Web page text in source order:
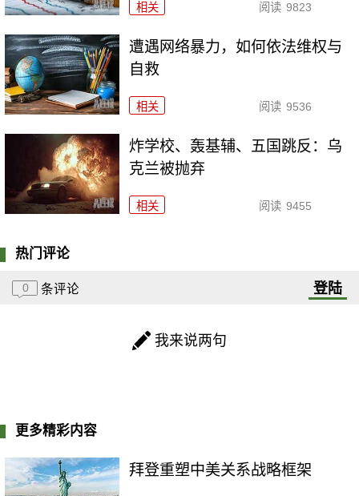
相关 阅读 9823
遭遇网络暴力，如何依法维权与
自救
相关 阅读 9536
炸学校、轰基辅、五国跳反：乌
克兰被抛弃
相关 阅读 9455
热门评论
0 条评论 登陆
我来说两句
更多精彩内容
拜登重塑中美关系战略框架